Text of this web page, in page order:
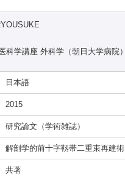
科学講座 外科学（朝日大学病院
日本語
2015
研究論文（学術雑誌）
解剖学的前十字靱帯二重束再建
共著